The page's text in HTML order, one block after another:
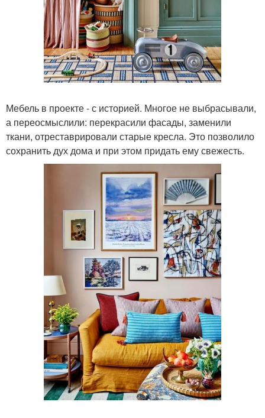
Мебель в проекте - с историей. Многое не выбрасывали,
а переосмыслили: перекрасили фасады, заменили
ткани, отреставрировали старые кресла. Это позволило
сохранить дух дома и при этом придать ему свежесть.